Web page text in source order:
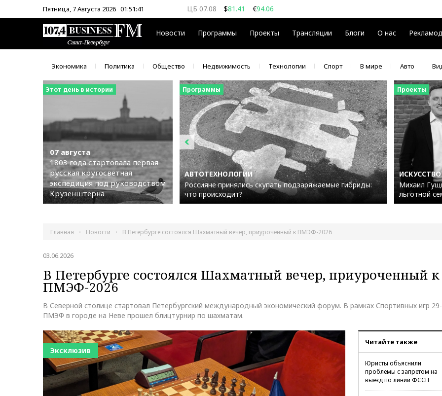
Новости Программы Проекты Трансляции Блоги О нас
Пятница, 7 Августа 2026 01:51:42 ЦБ 07.08 $81.41 €94.06
ММВБ 07.08 $ €
Экономика Политика Общество Недвижимость Технологии Спорт В мире Авто
Этот день в истории
07 августа
1803 года стартовала первая
русская кругосветная
экспедиция под руководством
Крузенштерна
Программы
АВТОТЕХНОЛОГИИ
Россияне принялись скупать подзаряжаемые гибриды:
что происходит?
Проекты
Михаил
льготной
Главная Новости В Петербурге состоялся Шахматный вечер, приуроченный к ПМЭФ-2026
03.06.2026
В Петербурге состоялся Шахматный вечер, приуроченный к
ПМЭФ-2026
В Северной столице стартовал Петербургский международный экономический форум. В рамках Спортивных игр
ПМЭФ в городе на Неве прошел блицтурнир по шахматам.
Эксклюзив
Читайте также
Юристы объяснили
проблемы с запретом на
выезд по линии ФССП